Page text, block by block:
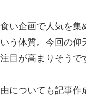
い企画で人気を
う体質。今回の
目が高まりそうで
についても記事作